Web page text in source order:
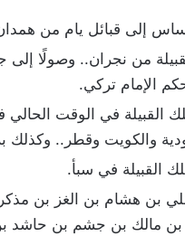
إلى قبائل يام من
من نجران.. وصولًا إلى
الإمام تركي.
تلك القبيلة في الوقت
والكويت وقطر..
القبيلة في سبأ.
بن هشام بن الغز بن
بن مالك بن جشم بن